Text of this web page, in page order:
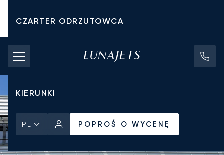
CZARTER ODRZUTOWCA
KOSZTY CZARTERU
PRYWATNE ODRZUTOWCE
KIERUNKI
PL POPROŚ O WYCENĘ